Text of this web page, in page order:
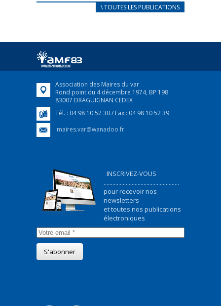
CARNET D’ACCUEIL
Afin d’accompagner au mieux les réfugiés
FEUILLETER
\ TOUTES LES PUBLICATIONS
Association des Maires du var
Rond point du 4 décembre 1974, BP 198
83007 DRAGUIGNAN CEDEX
Tél. : 04 98 10 52 30 / Fax : 04 98 10 52 39
maires.var@wanadoo.fr
INSCRIVEZ-VOUS
...................................................
pour recevoir nos
newsletters
et toutes nos publications
électroniques